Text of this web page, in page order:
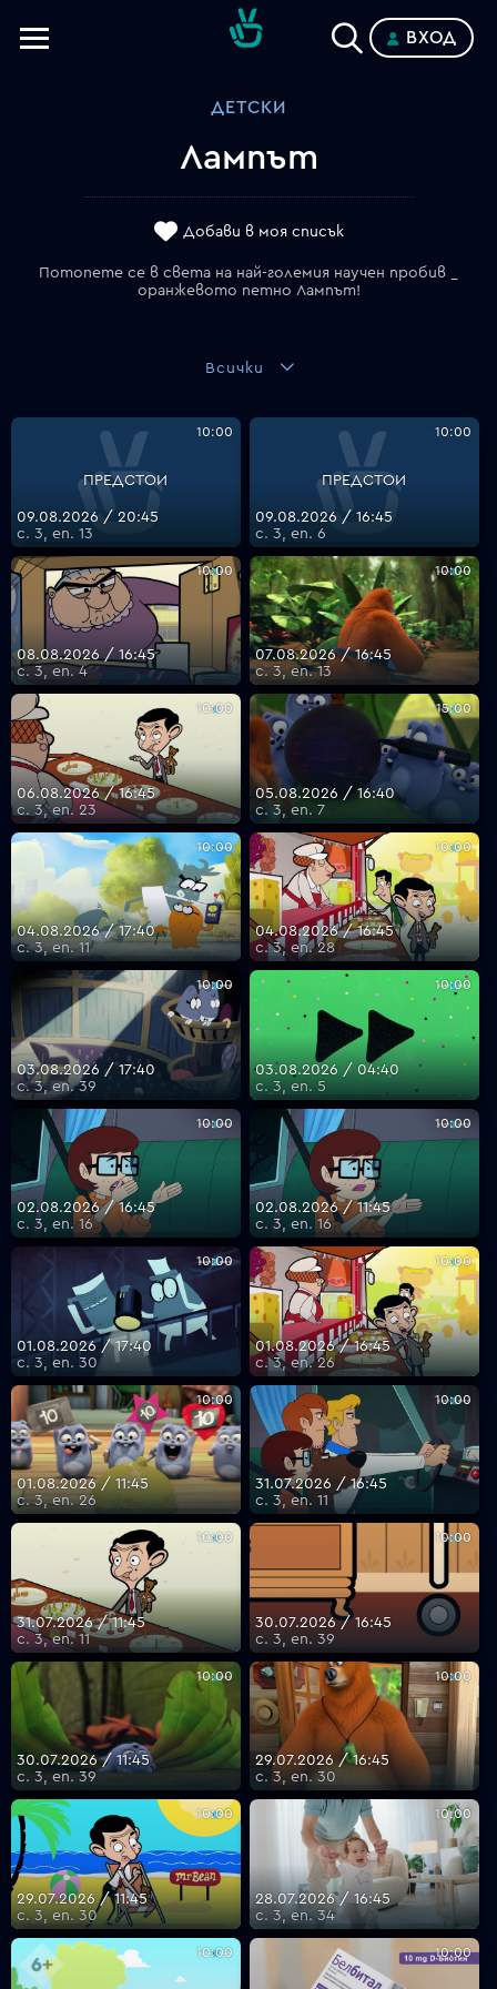
VOYO
ВХОД
ДЕТСКИ
Лампът
Добави в моя списък
Потопете се в света на най-големия научен пробив _
оранжевото петно Лампът!
Всички
ПРЕДСТОИ
10:00
09.08.2026 / 20:45
с. 3, еп. 13
ПРЕДСТОИ
10:00
09.08.2026 / 16:45
с. 3, еп. 6
10:00
08.08.2026 / 16:45
с. 3, еп. 4
10:00
07.08.2026 / 16:45
с. 3, еп. 13
10:00
06.08.2026 / 16:45
с. 3, еп. 23
15:00
05.08.2026 / 16:40
с. 3, еп. 7
10:00
04.08.2026 / 17:40
с. 3, еп. 11
10:00
04.08.2026 / 16:45
с. 3, еп. 28
10:00
03.08.2026 / 17:40
с. 3, еп. 39
10:00
03.08.2026 / 04:40
с. 3, еп. 5
10:00
02.08.2026 / 16:45
с. 3, еп. 16
10:00
02.08.2026 / 11:45
с. 3, еп. 16
10:00
01.08.2026 / 17:40
с. 3, еп. 30
10:00
01.08.2026 / 16:45
с. 3, еп. 26
10:00
01.08.2026 / 11:45
с. 3, еп. 26
10:00
31.07.2026 / 16:45
с. 3, еп. 11
10:00
31.07.2026 / 11:45
с. 3, еп. 11
10:00
30.07.2026 / 16:45
с. 3, еп. 39
10:00
30.07.2026 / 11:45
с. 3, еп. 39
10:00
29.07.2026 / 16:45
с. 3, еп. 30
10:00
29.07.2026 / 11:45
с. 3, еп. 30
10:00
28.07.2026 / 16:45
с. 3, еп. 34
10:00 10:00